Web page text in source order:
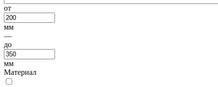
от
мм
—
до
мм
Материал